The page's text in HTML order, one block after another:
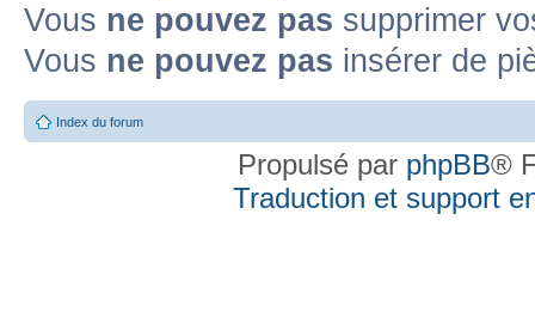
Vous ne pouvez pas supprimer
Vous ne pouvez pas insérer de
Index du forum
Propulsé par phpBB®
Traduction et support